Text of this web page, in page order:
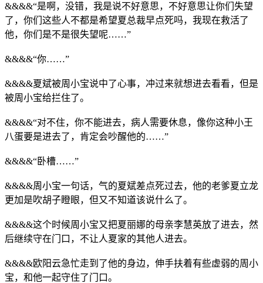
&&&&“是啊，没错，我是说不好意思，不好意思让你们失望
了，你们这些人不都是希望夏总裁早点死吗，我现在救活了
他，你们是不是很失望呢……”
&&&&“你……”
&&&&夏斌被周小宝说中了心事，冲过来就想进去看看，但是
被周小宝给拦住了。
&&&&“对不住，你不能进去，病人需要休息，像你这种小王
八蛋要是进去了，肯定会吵醒他的……”
&&&&“卧槽……”
&&&&周小宝一句话，气的夏斌差点死过去，他的老爹夏立龙
更加是吹胡子瞪眼，但又不知道该说什么了。
&&&&这个时候周小宝又把夏丽娜的母亲李慧英放了进去，然
后继续守在门口，不让人夏家的其他人进去。
&&&&欧阳云急忙走到了他的身边，伸手扶着有些虚弱的周小
宝，和他一起守住了门口。